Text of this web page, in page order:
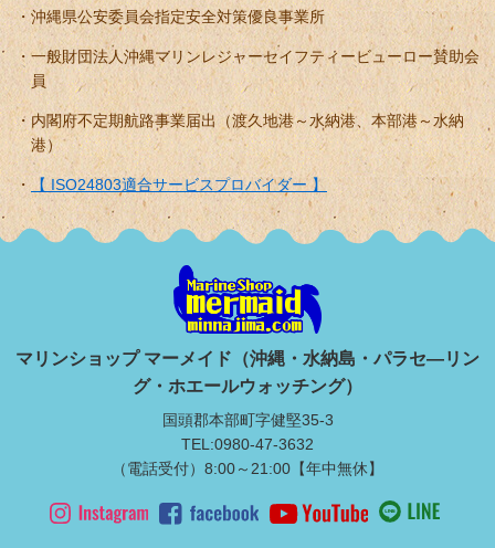
沖縄県公安委員会指定安全対策優良事業所
一般財団法人沖縄マリンレジャーセイフティービューロー賛助会
員
内閣府不定期航路事業届出（渡久地港～水納港、本部港～水納
港）
【 ISO24803適合サービスプロバイダー 】
マリンショップ マーメイド（沖縄・水納島・パラセ―リン
グ・ホエールウォッチング）
国頭郡本部町字健堅35-3
TEL:0980-47-3632
（電話受付）8:00～21:00【年中無休】